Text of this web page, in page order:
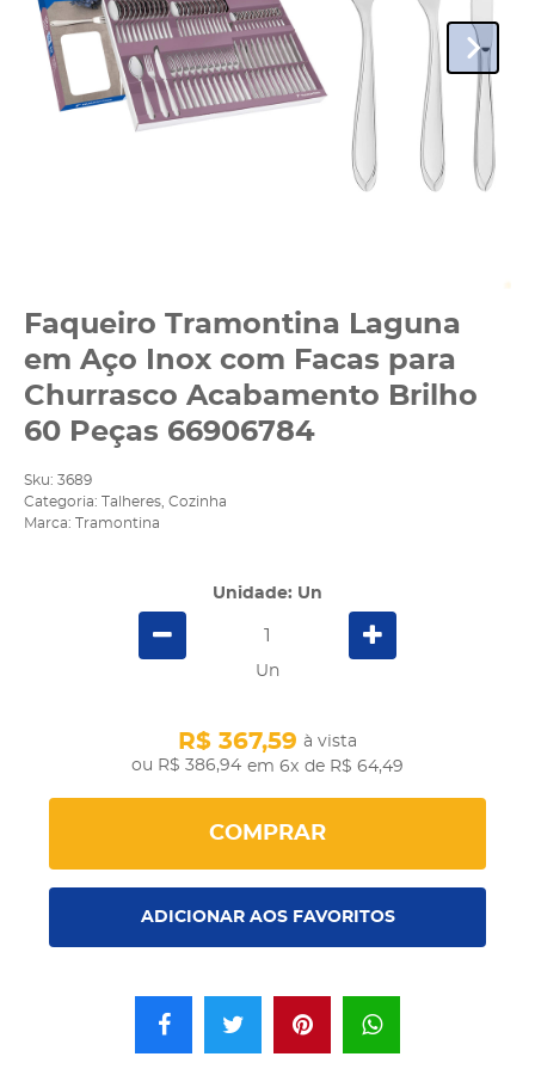
Faqueiro Tramontina Laguna
em Aço Inox com Facas para
Churrasco Acabamento Brilho
60 Peças 66906784
Sku: 3689
Categoria:
Talheres Cozinha
Marca:
Tramontina
Unidade: Un
Un
R$ 386,94
R$ 367,59 à vista
em 6x de R$ 64,49
COMPRAR
ADICIONAR AOS FAVORITOS